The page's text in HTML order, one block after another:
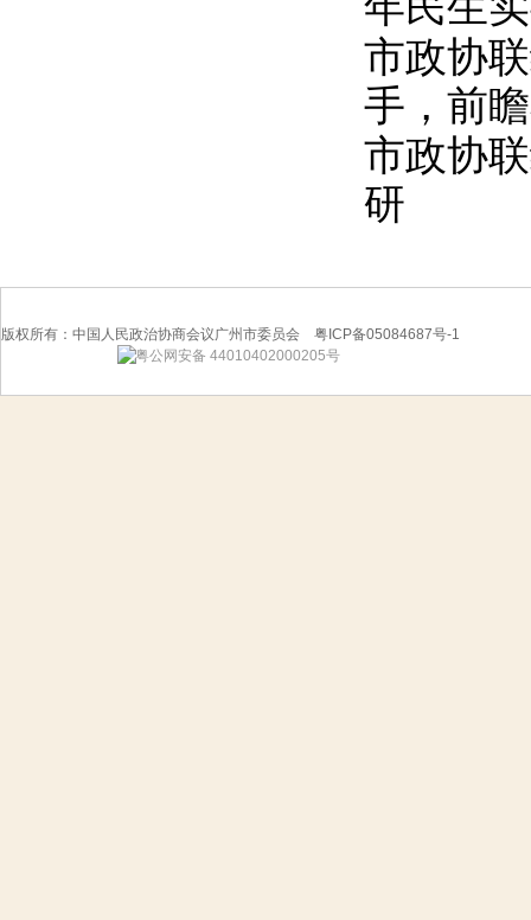
市政协
手，前
市政协
研
版权所有：中国人民政治协商会议广州市委员会 粤ICP备05084687号-1
粤公网安备 44010402000205号